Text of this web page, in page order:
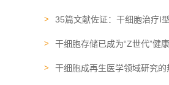
35篇文献佐证：干细胞治疗I
干细胞存储已成为“Z世代”健
干细胞​成再生医学领域研究